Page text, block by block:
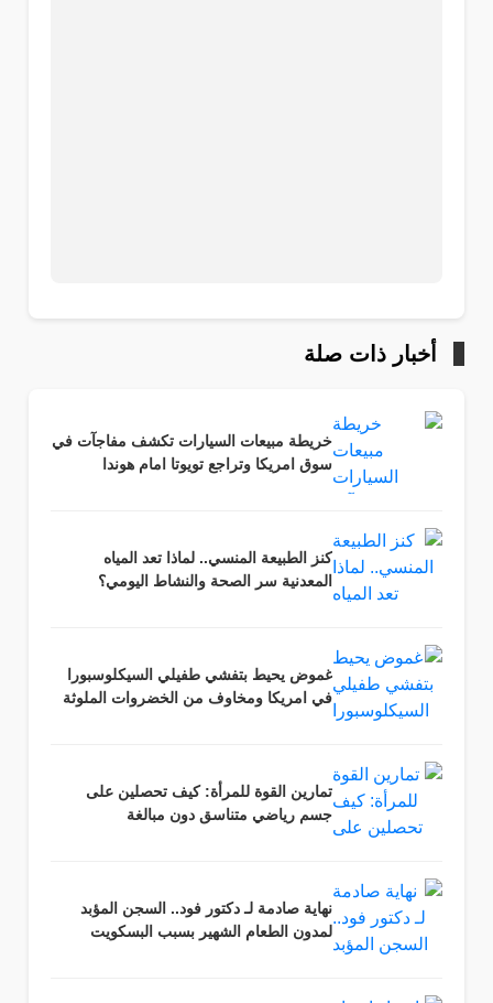
أخبار ذات صلة
خريطة مبيعات السيارات تكشف مفاجآت في
سوق امريكا وتراجع تويوتا امام هوندا
كنز الطبيعة المنسي.. لماذا تعد المياه
المعدنية سر الصحة والنشاط اليومي؟
غموض يحيط بتفشي طفيلي السيكلوسبورا
في امريكا ومخاوف من الخضروات الملوثة
تمارين القوة للمرأة: كيف تحصلين على
جسم رياضي متناسق دون مبالغة
نهاية صادمة لـ دكتور فود.. السجن المؤبد
لمدون الطعام الشهير بسبب البسكويت